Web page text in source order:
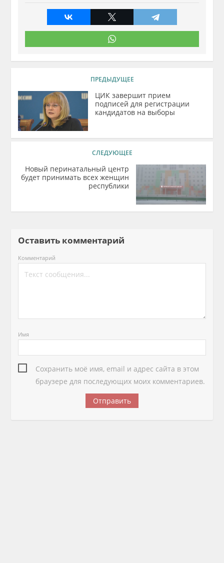
ПРЕДЫДУЩЕЕ
ЦИК завершит прием
подписей для регистрации
кандидатов на выборы
СЛЕДУЮЩЕЕ
Новый перинатальный центр
будет принимать всех женщин
республики
Оставить комментарий
Комментарий
Имя
Сохранить моё имя, email и адрес сайта в этом
браузере для последующих моих комментариев.